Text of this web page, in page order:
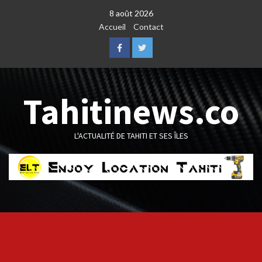
8 août 2026
Accueil
Contact
FacebookTwitter
Tahitinews.co
L'ACTUALITÉ DE TAHITI ET SES ÎLES